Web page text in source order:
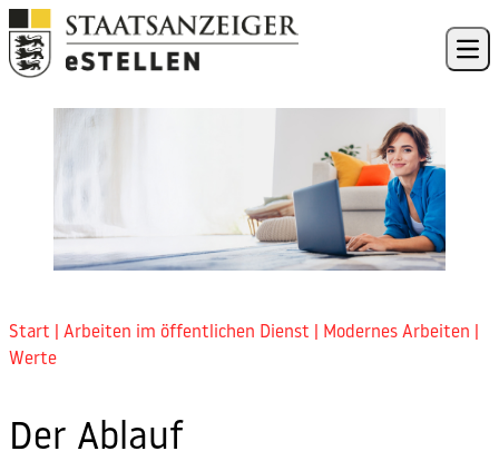
Skip to content
Start Arbeiten im öffentlichen Dienst Modernes Arbeiten
Werte
Der Ablauf